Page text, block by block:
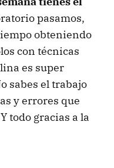
pasamos,
obteniendo
con técnicas
es super
sabes el trabajo
y errores que
todo gracias a la